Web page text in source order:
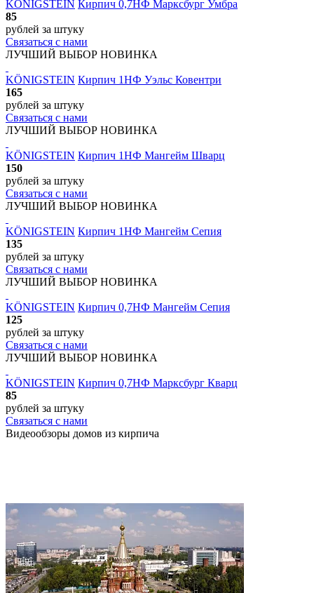
KÖNIGSTEIN Кирпич 0,7НФ Марксбург Умбра
85
рублей за штуку
Связаться с нами
ЛУЧШИЙ ВЫБОР НОВИНКА
KÖNIGSTEIN Кирпич 1НФ Уэльс Ковентри
165
рублей за штуку
Связаться с нами
ЛУЧШИЙ ВЫБОР НОВИНКА
KÖNIGSTEIN Кирпич 1НФ Мангейм Шварц
150
рублей за штуку
Связаться с нами
ЛУЧШИЙ ВЫБОР НОВИНКА
KÖNIGSTEIN Кирпич 1НФ Мангейм Сепия
135
рублей за штуку
Связаться с нами
ЛУЧШИЙ ВЫБОР НОВИНКА
KÖNIGSTEIN Кирпич 0,7НФ Мангейм Сепия
125
рублей за штуку
Связаться с нами
ЛУЧШИЙ ВЫБОР НОВИНКА
KÖNIGSTEIN Кирпич 0,7НФ Марксбург Кварц
85
рублей за штуку
Связаться с нами
Видеообзоры домов из кирпича